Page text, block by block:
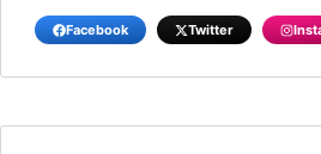
Facebook Twitter